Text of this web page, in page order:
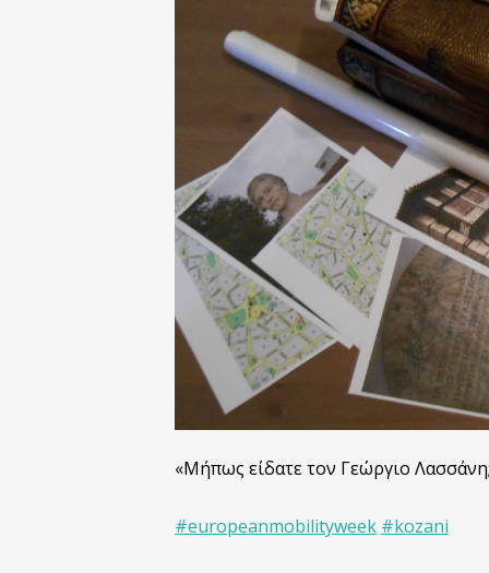
«Μήπως είδατε τον Γεώργιο
#europeanmobilityweek #kozani